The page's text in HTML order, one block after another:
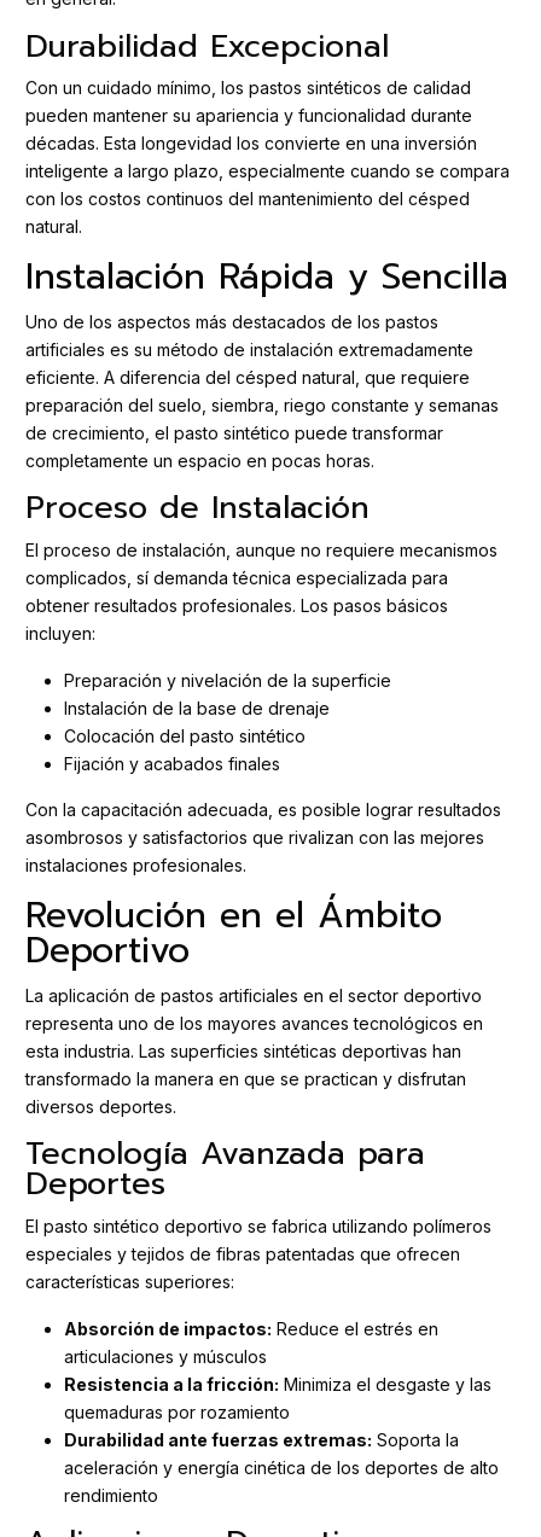
Durabilidad Excepcional
Con un cuidado mínimo, los pastos sintéticos de calidad
pueden mantener su apariencia y funcionalidad durante
décadas. Esta longevidad los convierte en una inversión
inteligente a largo plazo, especialmente cuando se compara
con los costos continuos del mantenimiento del césped
natural.
Instalación Rápida y Sencilla
Uno de los aspectos más destacados de los pastos
artificiales es su método de instalación extremadamente
eficiente. A diferencia del césped natural, que requiere
preparación del suelo, siembra, riego constante y semanas
de crecimiento, el pasto sintético puede transformar
completamente un espacio en pocas horas.
Proceso de Instalación
El proceso de instalación, aunque no requiere mecanismos
complicados, sí demanda técnica especializada para
obtener resultados profesionales. Los pasos básicos
incluyen:
Preparación y nivelación de la superficie
Instalación de la base de drenaje
Colocación del pasto sintético
Fijación y acabados finales
Con la capacitación adecuada, es posible lograr resultados
asombrosos y satisfactorios que rivalizan con las mejores
instalaciones profesionales.
Revolución en el Ámbito
Deportivo
La aplicación de pastos artificiales en el sector deportivo
representa uno de los mayores avances tecnológicos en
esta industria. Las superficies sintéticas deportivas han
transformado la manera en que se practican y disfrutan
diversos deportes.
Tecnología Avanzada para
Deportes
El pasto sintético deportivo se fabrica utilizando polímeros
especiales y tejidos de fibras patentadas que ofrecen
características superiores:
Absorción de impactos: Reduce el estrés en
articulaciones y músculos
Resistencia a la fricción: Minimiza el desgaste y las
quemaduras por rozamiento
Durabilidad ante fuerzas extremas: Soporta la
aceleración y energía cinética de los deportes de alto
rendimiento